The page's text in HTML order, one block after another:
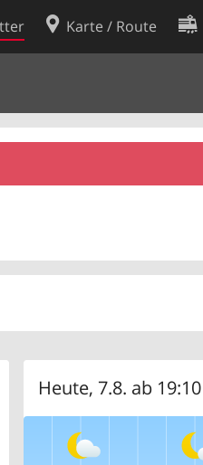
Karte / Route
Heute, 7.8. ab 19:10